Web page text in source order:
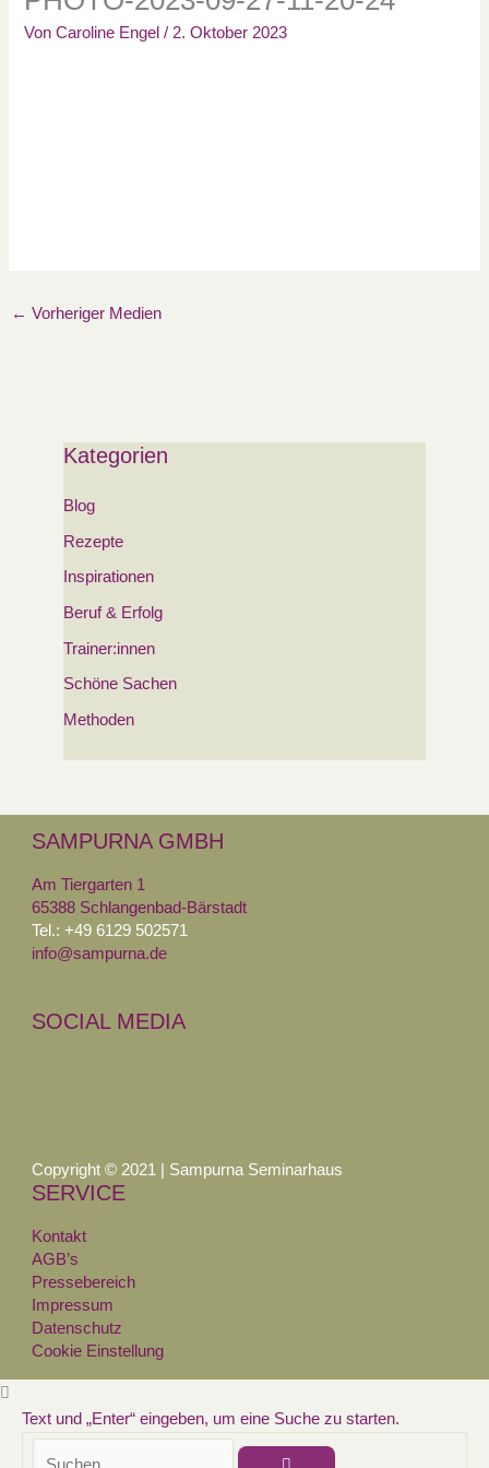
VonCaroline Engel/ 2. Oktober 2023
← Vorheriger Medien
Kategorien
Blog
Rezepte
Inspirationen
Beruf & Erfolg
Trainer:innen
Schöne Sachen
Methoden
SAMPURNA GMBH
Am Tiergarten 1
65388 Schlangenbad-Bärstadt
Tel.: +49 6129 502571
info@sampurna.de
SOCIAL MEDIA
Copyright © 2021 | Sampurna Seminarhaus
SERVICE
Kontakt
AGB’s
Pressebereich
Impressum
Datenschutz
Cookie Einstellung
Text und „Enter“ eingeben, um eine Suche zu starten.